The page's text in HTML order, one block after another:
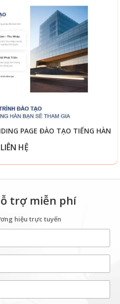
PAGE ĐÀO TẠO TIẾNG HÀN
LIÊN HỆ
trợ miễn phí
hiệu trực tuyến